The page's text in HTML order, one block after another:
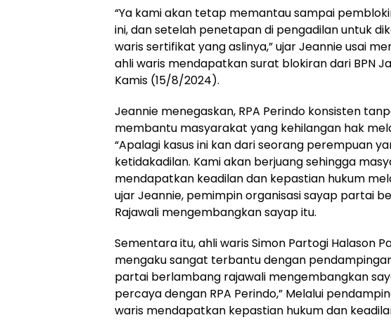
“Ya kami akan tetap memantau sampai
ini, dan setelah penetapan di pengadilan untuk
waris sertifikat yang aslinya,” ujar Jeannie usai
ahli waris mendapatkan surat blokiran dari BPN
Kamis (15/8/2024).
Jeannie menegaskan, RPA Perindo konsisten
membantu masyarakat yang kehilangan hak
“Apalagi kasus ini kan dari seorang perempuan
ketidakadilan. Kami akan berjuang sehingga
mendapatkan keadilan dan kepastian hukum
ujar Jeannie, pemimpin organisasi sayap partai
Rajawali mengembangkan sayap itu.
Sementara itu, ahli waris Simon Partogi Halason
mengaku sangat terbantu dengan
partai berlambang rajawali mengembangkan
percaya dengan RPA Perindo,” Melalui
waris mendapatkan kepastian hukum dan